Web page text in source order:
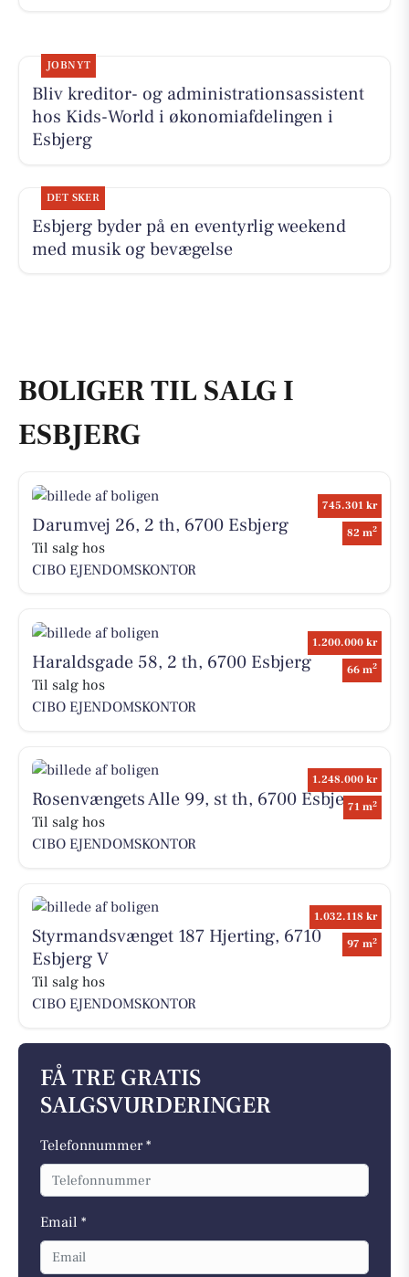
JOBNYT
Bliv kreditor- og administrationsassistent
hos Kids-World i økonomiafdelingen i
Esbjerg
DET SKER
Esbjerg byder på en eventyrlig weekend
med musik og bevægelse
BOLIGER TIL SALG I
ESBJERG
745.301 kr
82 m2
Darumvej 26, 2 th, 6700 Esbjerg
Til salg hos
CIBO EJENDOMSKONTOR
1.200.000 kr
66 m2
Haraldsgade 58, 2 th, 6700 Esbjerg
Til salg hos
CIBO EJENDOMSKONTOR
1.248.000 kr
71 m2
Rosenvængets Alle 99, st th, 6700 Esbjerg
Til salg hos
CIBO EJENDOMSKONTOR
1.032.118 kr
97 m2
Styrmandsvænget 187 Hjerting, 6710
Esbjerg V
Til salg hos
CIBO EJENDOMSKONTOR
FÅ TRE GRATIS
SALGSVURDERINGER
Telefonnummer *
Email *